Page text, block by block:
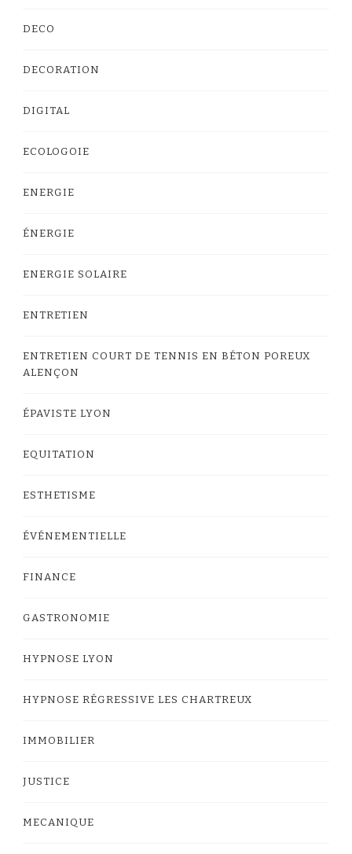
DECO
DECORATION
DIGITAL
ECOLOGOIE
ENERGIE
ÉNERGIE
ENERGIE SOLAIRE
ENTRETIEN
ENTRETIEN COURT DE TENNIS EN BÉTON POREUX
ALENÇON
ÉPAVISTE LYON
EQUITATION
ESTHETISME
ÉVÉNEMENTIELLE
FINANCE
GASTRONOMIE
HYPNOSE LYON
HYPNOSE RÉGRESSIVE LES CHARTREUX
IMMOBILIER
JUSTICE
MECANIQUE